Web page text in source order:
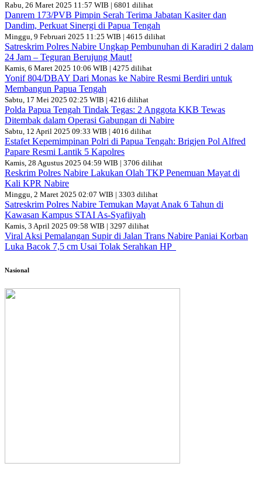
Rabu, 26 Maret 2025 11:57 WIB | 6801 dilihat
Danrem 173/PVB Pimpin Serah Terima Jabatan Kasiter dan
Dandim, Perkuat Sinergi di Papua Tengah
Minggu, 9 Februari 2025 11:25 WIB | 4615 dilihat
Satreskrim Polres Nabire Ungkap Pembunuhan di Karadiri 2 dalam
24 Jam – Teguran Berujung Maut!
Kamis, 6 Maret 2025 10:06 WIB | 4275 dilihat
Yonif 804/DBAY Dari Monas ke Nabire Resmi Berdiri untuk
Membangun Papua Tengah
Sabtu, 17 Mei 2025 02:25 WIB | 4216 dilihat
Polda Papua Tengah Tindak Tegas: 2 Anggota KKB Tewas
Ditembak dalam Operasi Gabungan di Nabire
Sabtu, 12 April 2025 09:33 WIB | 4016 dilihat
Estafet Kepemimpinan Polri di Papua Tengah: Brigjen Pol Alfred
Papare Resmi Lantik 5 Kapolres
Kamis, 28 Agustus 2025 04:59 WIB | 3706 dilihat
Reskrim Polres Nabire Lakukan Olah TKP Penemuan Mayat di
Kali KPR Nabire
Minggu, 2 Maret 2025 02:07 WIB | 3303 dilihat
Satreskrim Polres Nabire Temukan Mayat Anak 6 Tahun di
Kawasan Kampus STAI As-Syafiiyah
Kamis, 3 April 2025 09:58 WIB | 3297 dilihat
Viral Aksi Pemalangan Supir di Jalan Trans Nabire Paniai Korban
Luka Bacok 7,5 cm Usai Tolak Serahkan HP
Nasional